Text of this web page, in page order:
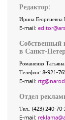
Редактор:
Ирина Георгиевна
E-mail:
Собственный
в Санкт-
Романенко
Телефон: 8-921-
E-mail:
Отдел
Тел.: (423) 240-
E-mail: